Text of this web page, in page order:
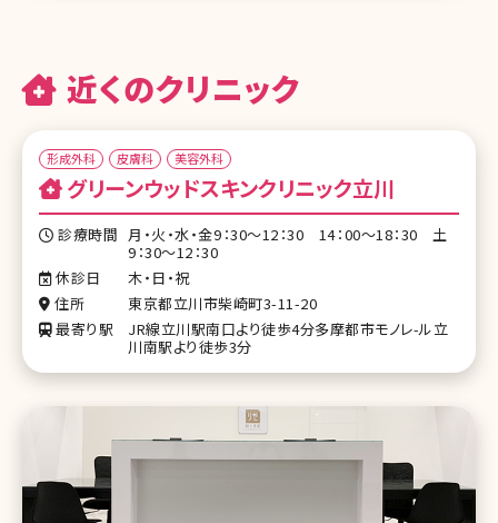
近くのクリニック
形成外科 皮膚科 美容外科
グリーンウッドスキンクリニック立川
診療時間 月・火・水・金9：30～12：30 14：00～18：30 土
9：30～12：30
休診日
木・日・祝
住所
東京都立川市柴崎町3-11-20
最寄り駅
JR線立川駅南口より徒歩4分多摩都市モノレ-ル立
川南駅より徒歩3分